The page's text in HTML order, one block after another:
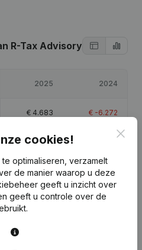
R-Tax Advisory
2025 2024
€ 4.683 € -6.272
€-589
€6.209 €-6.122
cookies!
optimaliseren, verzamelt
de manier waarop u deze
geeft u inzicht over
geeft u controle over de